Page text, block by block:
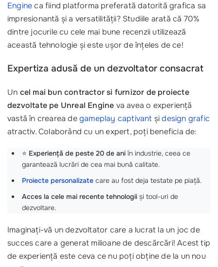
Engineca fiind platforma preferată datorită grafica sa
impresionantă și a versatilității? Studiile arată că 70%
dintre jocurile cu cele mai bune recenzii utilizează
această tehnologie și este ușor de înțeles de ce!
Expertiza adusă de un dezvoltator consacrat
Un cel mai bun contractor si furnizor de proiecte
dezvoltate pe Unreal Engine va avea o experiență
vastă în crearea degameplay captivant șidesign grafic
atractiv. Colaborând cu un expert, poți beneficia de:
⭐‍ Experiență de peste 20 de aniîn industrie, ceea ce
garantează lucrări de cea mai bună calitate.
Proiecte personalizate care au fost deja testate pe piață.
Acces la cele mai recente tehnologii și tool-uri de
dezvoltare.
Imaginați-vă un dezvoltator care a lucrat la un joc de
succes care a generat milioane de descărcări! Acest tip
de experiență este ceva ce nu poți obține de la un nou